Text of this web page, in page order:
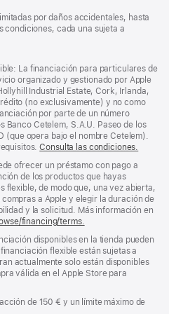
por daños accidentales, hasta
condiciones, cada una sujeta a
La financiación para particulares de
organizado y gestionado por Apple
Industrial Estate, Cork, Irlanda,
(no exclusivamente) y no como
por parte de un número
Banco Cetelem, S.A.U. Paseo de los
(que opera bajo el nombre Cetelem).
Consulta las condiciones.
ofrecer un préstamo con pago a
de los productos que hayas
flexible, de modo que, una vez abierta,
a Apple y elegir la duración de
y la solicitud. Más información en
financing/terms.
disponibles en la tienda pueden
flexible están sujetas a
actualmente solo están disponibles
válida en el Apple Store para
de 150 € y un límite máximo de